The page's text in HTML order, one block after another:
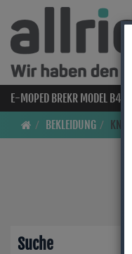
E-MOPED BREKR MODEL B4000
BEKLEIDUNG
Suche